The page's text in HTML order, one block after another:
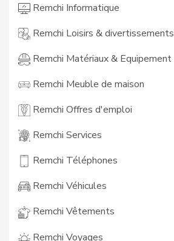
Remchi Informatique
Remchi Loisirs & divertissements
Remchi Matériaux & Equipement
Remchi Meuble de maison
Remchi Offres d'emploi
Remchi Services
Remchi Téléphones
Remchi Véhicules
Remchi Vêtements
Remchi Voyages